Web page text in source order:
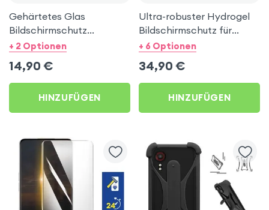
Gehärtetes Glas
Bildschirmschutz
Abgerundet Transparent
Ultra
+ 2 Optionen
14,90 €
HINZUFÜGEN
Ultra-robuster Hydrogel
Bildschirmschutz für
Smartphones,
+ 6 Optionen
34,90 €
HINZUFÜGEN